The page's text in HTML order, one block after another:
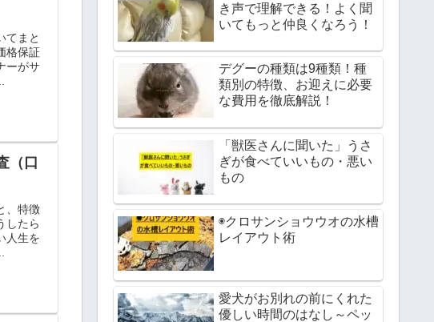
てまと
格保証
ーがサ
（口
、特徴
したら
人生を
き声で理解できる！よく聞
いてもっと仲良くなろう！
デグーの種類は9種類！種
類別の特徴、お迎えに必要
な費用を徹底解説！
「獣医さんに聞いた」うさ
ぎが食べていいもの・悪い
もの
◉クロサンショウウオの水槽
レイアウト術
愛犬がお別れの前にくれた
優しい時間のはなし～ペッ